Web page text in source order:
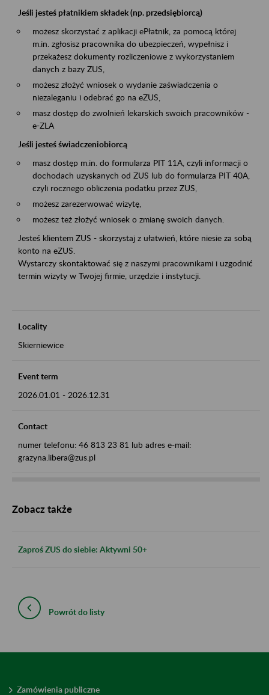
Jeśli jesteś płatnikiem składek (np. przedsiębiorcą)
możesz skorzystać z aplikacji ePłatnik, za pomocą której
m.in. zgłosisz pracownika do ubezpieczeń, wypełnisz i
przekażesz dokumenty rozliczeniowe z wykorzystaniem
danych z bazy ZUS,
możesz złożyć wniosek o wydanie zaświadczenia o
niezaleganiu i odebrać go na eZUS,
masz dostęp do zwolnień lekarskich swoich pracowników -
e-ZLA
Jeśli jesteś świadczeniobiorcą
masz dostęp m.in. do formularza PIT 11A, czyli informacji o
dochodach uzyskanych od ZUS lub do formularza PIT 40A,
czyli rocznego obliczenia podatku przez ZUS,
możesz zarezerwować wizytę,
możesz też złożyć wniosek o zmianę swoich danych.
Jesteś klientem ZUS - skorzystaj z ułatwień, które niesie za sobą
konto na eZUS.
Wystarczy skontaktować się z naszymi pracownikami i uzgodnić
termin wizyty w Twojej firmie, urzędzie i instytucji.
Locality
Skierniewice
Event term
2026.01.01 - 2026.12.31
Contact
numer telefonu: 46 813 23 81 lub adres e-mail:
grazyna.libera@zus.pl
Zobacz także
Zaproś ZUS do siebie: Aktywni 50+
Powrót do listy
Zamówienia publiczne